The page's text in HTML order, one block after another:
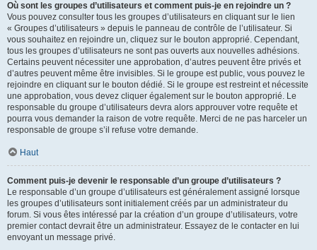
Où sont les groupes d’utilisateurs et comment puis-je en rejoindre un ?
Vous pouvez consulter tous les groupes d’utilisateurs en cliquant sur le lien
« Groupes d’utilisateurs » depuis le panneau de contrôle de l’utilisateur. Si
vous souhaitez en rejoindre un, cliquez sur le bouton approprié. Cependant,
tous les groupes d’utilisateurs ne sont pas ouverts aux nouvelles adhésions.
Certains peuvent nécessiter une approbation, d’autres peuvent être privés et
d’autres peuvent même être invisibles. Si le groupe est public, vous pouvez le
rejoindre en cliquant sur le bouton dédié. Si le groupe est restreint et nécessite
une approbation, vous devez cliquer également sur le bouton approprié. Le
responsable du groupe d’utilisateurs devra alors approuver votre requête et
pourra vous demander la raison de votre requête. Merci de ne pas harceler un
responsable de groupe s’il refuse votre demande.
Haut
Comment puis-je devenir le responsable d’un groupe d’utilisateurs ?
Le responsable d’un groupe d’utilisateurs est généralement assigné lorsque
les groupes d’utilisateurs sont initialement créés par un administrateur du
forum. Si vous êtes intéressé par la création d’un groupe d’utilisateurs, votre
premier contact devrait être un administrateur. Essayez de le contacter en lui
envoyant un message privé.